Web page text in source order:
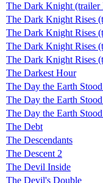
The Dark Knight (trailer
The Dark Knight Rises
The Dark Knight Rises
The Dark Knight Rises
The Dark Knight Rises
The Darkest Hour
The Day the Earth
The Day the Earth
The Day the Earth
The Debt
The Descendants
The Descent 2
The Devil Inside
The Devil's Double